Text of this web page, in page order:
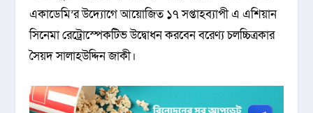
একাডেমি’র উদ্যোগে আয়োজিত ১৭ সপ্তাহব্যাপী এ এশিয়ান
সিনেমা রেট্রোস্পেকটিভ উদ্বোধন করবেন বরেণ্য চলচ্চিত্রকার
সৈয়দ সালাহউদ্দিন জাকী।